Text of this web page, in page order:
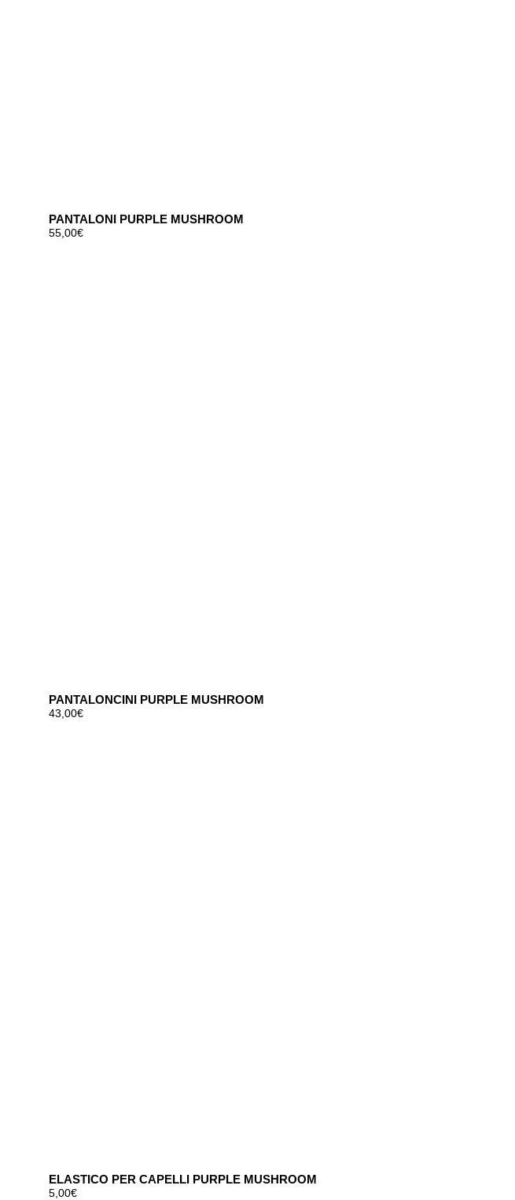
PANTALONI PURPLE MUSHROOM
55,00€
PANTALONCINI PURPLE MUSHROOM
43,00€
ELASTICO PER CAPELLI PURPLE MUSHROOM
5,00€